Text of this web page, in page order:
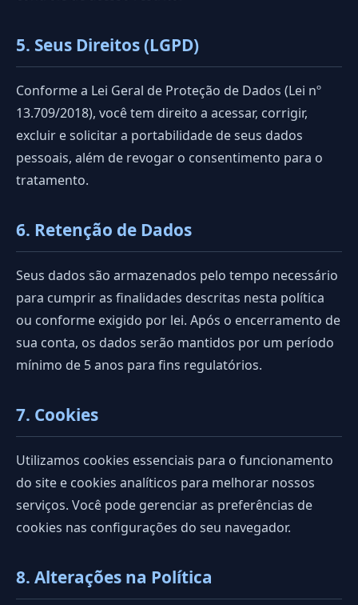
5. Seus Direitos (LGPD)
Conforme a Lei Geral de Proteção de Dados (Lei nº
13.709/2018), você tem direito a acessar, corrigir,
excluir e solicitar a portabilidade de seus dados
pessoais, além de revogar o consentimento para o
tratamento.
6. Retenção de Dados
Seus dados são armazenados pelo tempo necessário
para cumprir as finalidades descritas nesta política
ou conforme exigido por lei. Após o encerramento de
sua conta, os dados serão mantidos por um período
mínimo de 5 anos para fins regulatórios.
7. Cookies
Utilizamos cookies essenciais para o funcionamento
do site e cookies analíticos para melhorar nossos
serviços. Você pode gerenciar as preferências de
cookies nas configurações do seu navegador.
8. Alterações na Política